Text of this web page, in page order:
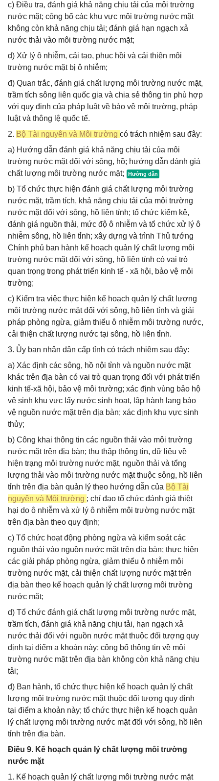
c) Điều tra, đánh giá khả năng chịu tải của môi trường
nước mặt; công bố các khu vực môi trường nước mặt
không còn khả năng chịu tải; đánh giá hạn ngạch xả
nước thải vào môi trường nước mặt;
d) Xử lý ô nhiễm, cải tạo, phục hồi và cải thiện môi
trường nước mặt bị ô nhiễm;
đ) Quan trắc, đánh giá chất lượng môi trường nước mặt,
trầm tích sông liên quốc gia và chia sẻ thông tin phù hợp
với quy định của pháp luật về bảo vệ môi trường, pháp
luật và thông lệ quốc tế.
2. Bộ Tài nguyên và Môi trường có trách nhiệm sau đây:
a) Hướng dẫn đánh giá khả năng chịu tải của môi
trường nước mặt đối với sông, hồ; hướng dẫn đánh giá
chất lượng môi trường nước mặt;
b) Tổ chức thực hiện đánh giá chất lượng môi trường
nước mặt, trầm tích, khả năng chịu tải của môi trường
nước mặt đối với sông, hồ liên tỉnh; tổ chức kiểm kê,
đánh giá nguồn thải, mức độ ô nhiễm và tổ chức xử lý ô
nhiễm sông, hồ liên tỉnh; xây dựng và trình Thủ tướng
Chính phủ ban hành kế hoạch quản lý chất lượng môi
trường nước mặt đối với sông, hồ liên tỉnh có vai trò
quan trọng trong phát triển kinh tế - xã hội, bảo vệ môi
trường;
c) Kiểm tra việc thực hiện kế hoạch quản lý chất lượng
môi trường nước mặt đối với sông, hồ liên tỉnh và giải
pháp phòng ngừa, giảm thiểu ô nhiễm môi trường nước,
cải thiện chất lượng nước tại sông, hồ liên tỉnh.
3. Ủy ban nhân dân cấp tỉnh có trách nhiệm sau đây:
a) Xác định các sông, hồ nội tỉnh và nguồn nước mặt
khác trên địa bàn có vai trò quan trọng đối với phát triển
kinh tế-xã hội, bảo vệ môi trường; xác định vùng bảo hộ
vệ sinh khu vực lấy nước sinh hoạt, lập hành lang bảo
vệ nguồn nước mặt trên địa bàn; xác định khu vực sinh
thủy;
b) Công khai thông tin các nguồn thải vào môi trường
nước mặt trên địa bàn; thu thập thông tin, dữ liệu về
hiện trạng môi trường nước mặt, nguồn thải và tổng
lượng thải vào môi trường nước mặt thuộc sông, hồ liên
tỉnh trên địa bàn quản lý theo hướng dẫn của Bộ Tài
nguyên và Môi trường ; chỉ đạo tổ chức đánh giá thiệt
hại do ô nhiễm và xử lý ô nhiễm môi trường nước mặt
trên địa bàn theo quy định;
c) Tổ chức hoạt động phòng ngừa và kiểm soát các
nguồn thải vào nguồn nước mặt trên địa bàn; thực hiện
các giải pháp phòng ngừa, giảm thiểu ô nhiễm môi
trường nước mặt, cải thiện chất lượng nước mặt trên
địa bàn theo kế hoạch quản lý chất lượng môi trường
nước mặt;
d) Tổ chức đánh giá chất lượng môi trường nước mặt,
trầm tích, đánh giá khả năng chịu tải, hạn ngạch xả
nước thải đối với nguồn nước mặt thuộc đối tượng quy
định tại điểm a khoản này; công bố thông tin về môi
trường nước mặt trên địa bàn không còn khả năng chịu
tải;
đ) Ban hành, tổ chức thực hiện kế hoạch quản lý chất
lượng môi trường nước mặt thuộc đối tượng quy định
tại điểm a khoản này; tổ chức thực hiện kế hoạch quản
lý chất lượng môi trường nước mặt đối với sông, hồ liên
tỉnh trên địa bàn.
Điều 9. Kế hoạch quản lý chất lượng môi trường
nước mặt
1. Kế hoạch quản lý chất lượng môi trường nước mặt